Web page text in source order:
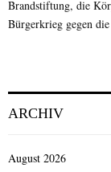
Brandstiftung, die
Bürgerkrieg gegen
ARCHIV
August 2026